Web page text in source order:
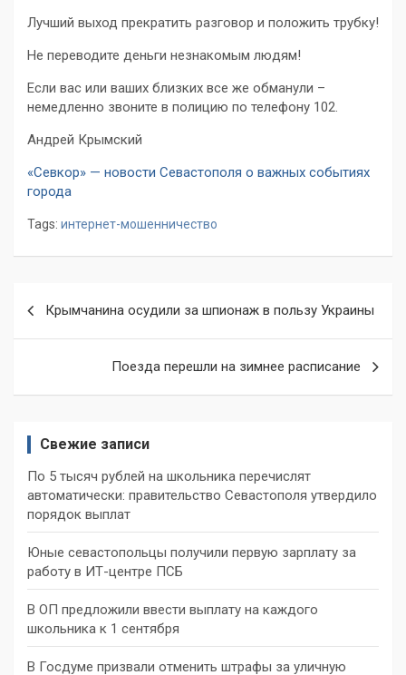
Лучший выход прекратить разговор и положить трубку!
Не переводите деньги незнакомым людям!
Если вас или ваших близких все же обманули –
немедленно звоните в полицию по телефону 102.
Андрей Крымский
«Севкор» — новости Севастополя о важных событиях
города
Tags: интернет-мошенничество
Крымчанина осудили за шпионаж в пользу Украины
Поезда перешли на зимнее расписание
Свежие записи
По 5 тысяч рублей на школьника перечислят
автоматически: правительство Севастополя утвердило
порядок выплат
Юные севастопольцы получили первую зарплату за
работу в ИТ-центре ПСБ
В ОП предложили ввести выплату на каждого
школьника к 1 сентября
В Госдуме призвали отменить штрафы за уличную